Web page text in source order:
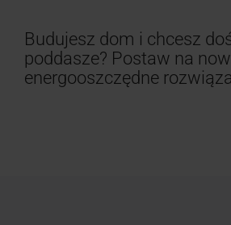
Budujesz dom i chcesz
poddasze? Postaw na
energooszczędne